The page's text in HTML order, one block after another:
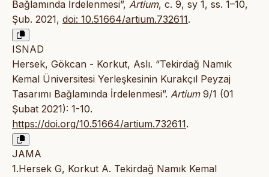
Bağlamında İrdelenmesi”, Artium, c. 9, sy 1, ss. 1–10,
Şub. 2021, doi: 10.51664/artium.732611.
ISNAD
Hersek, Gökcan - Korkut, Aslı. “Tekirdağ Namık
Kemal Üniversitesi Yerleşkesinin Kurakçıl Peyzaj
Tasarımı Bağlamında İrdelenmesi”. Artium9/1 (01
Şubat 2021): 1-10.
https://doi.org/10.51664/artium.732611.
JAMA
1.Hersek G, Korkut A. Tekirdağ Namık Kemal